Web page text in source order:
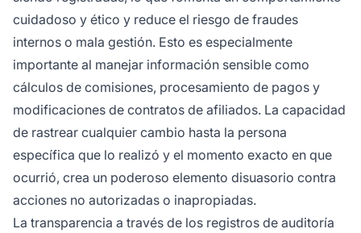
cuidadoso y ético y reduce el riesgo de fraudes
internos o mala gestión. Esto es especialmente
importante al manejar información sensible como
cálculos de comisiones, procesamiento de pagos y
modificaciones de contratos de afiliados. La capacidad
de rastrear cualquier cambio hasta la persona
específica que lo realizó y el momento exacto en que
ocurrió, crea un poderoso elemento disuasorio contra
acciones no autorizadas o inapropiadas.
La transparencia a través de los registros de auditoría